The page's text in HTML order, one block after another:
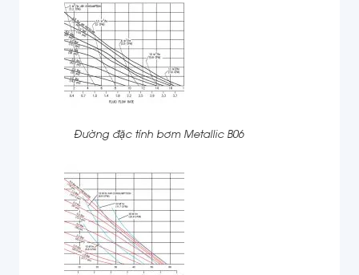
Đường đặc tính bơm Metallic B06